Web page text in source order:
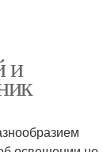
и